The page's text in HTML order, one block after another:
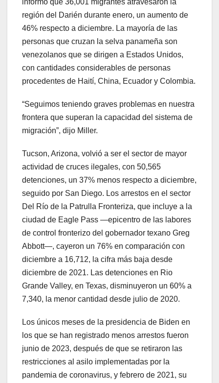
región del Darién durante enero, un aumento de
46% respecto a diciembre. La mayoría de las
personas que cruzan la selva panameña son
venezolanos que se dirigen a Estados Unidos,
con cantidades considerables de personas
procedentes de Haití, China, Ecuador y Colombia.
“Seguimos teniendo graves problemas en nuestra
frontera que superan la capacidad del sistema de
migración”, dijo Miller.
Tucson, Arizona, volvió a ser el sector de mayor
actividad de cruces ilegales, con 50,565
detenciones, un 37% menos respecto a diciembre,
seguido por San Diego. Los arrestos en el sector
Del Río de la Patrulla Fronteriza, que incluye a la
ciudad de Eagle Pass —epicentro de las labores
de control fronterizo del gobernador texano Greg
Abbott—, cayeron un 76% en comparación con
diciembre a 16,712, la cifra más baja desde
diciembre de 2021. Las detenciones en Rio
Grande Valley, en Texas, disminuyeron un 60% a
7,340, la menor cantidad desde julio de 2020.
Los únicos meses de la presidencia de Biden en
los que se han registrado menos arrestos fueron
junio de 2023, después de que se retiraron las
restricciones al asilo implementadas por la
pandemia de coronavirus, y febrero de 2021, su